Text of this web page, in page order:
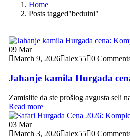
Home
Posts tagged"beduini"
09 Mar
March 9, 2026 alex55 0
Jahanje kamila Hurgada
Zamislite da ste prošlog avgusta seli
Read more
03 Mar
March 3, 2026 alex55 0